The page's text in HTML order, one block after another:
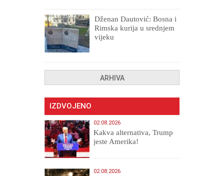
Dženan Dautović: Bosna i
Rimska kurija u srednjem
vijeku
ARHIVA
IZDVOJENO
02.08.2026
Kakva alternativa, Trump
jeste Amerika!
02.08.2026